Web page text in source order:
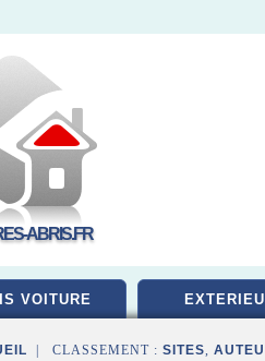
ABRIS.FR
VOITURE
| CLASSEMENT : SITES,